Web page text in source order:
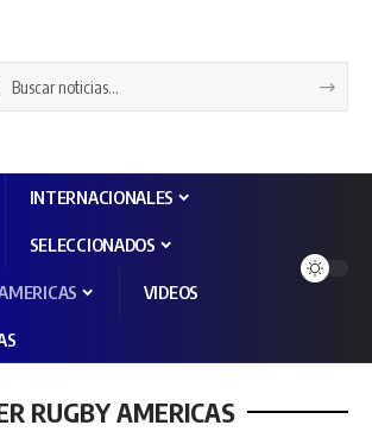
INTERNACIONALES
SELECCIONADOS
VIDEOS
RUGBY AMERICAS